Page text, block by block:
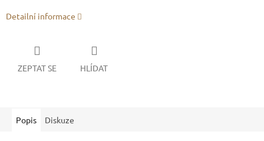
Detailní informace
ZEPTAT SE HLÍDAT
Popis Diskuze